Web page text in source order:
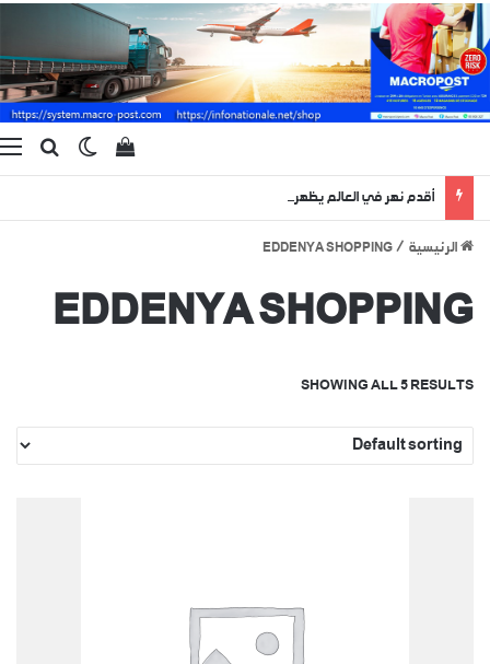
بحثالوضع
إستعراض سلة
أقدم نهر في العالم يظهر لبضعة أيام منذ 400 مليون سنة !
الرئيسية /
EDDENYA SHOPPING
EDDENYA SHOPPING
SHOWING ALL 5 RESULTS